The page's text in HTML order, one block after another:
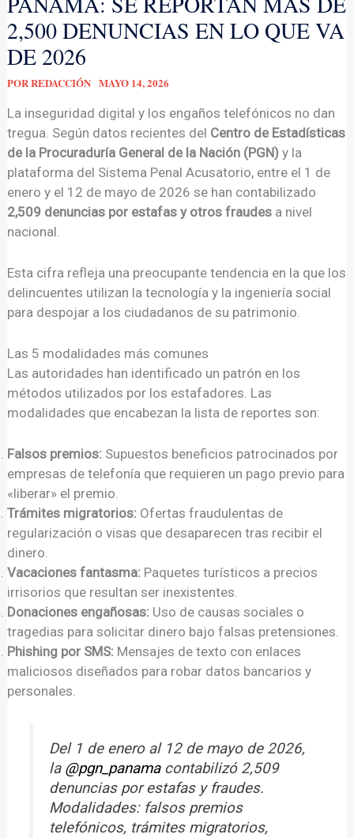
2,500 DENUNCIAS EN LO QUE VA
DE 2026
PORREDACCIÓN MAYO 14, 2026
La inseguridad digital y los engaños telefónicos no dan
tregua. Según datos recientes del Centro de Estadísticas
de la Procuraduría General de la Nación (PGN) y la
plataforma del Sistema Penal Acusatorio, entre el 1 de
enero y el 12 de mayo de 2026 se han contabilizado
2,509 denuncias por estafas y otros fraudes a nivel
nacional.
Esta cifra refleja una preocupante tendencia en la que los
delincuentes utilizan la tecnología y la ingeniería social
para despojar a los ciudadanos de su patrimonio.
Las 5 modalidades más comunes
Las autoridades han identificado un patrón en los
métodos utilizados por los estafadores. Las
modalidades que encabezan la lista de reportes son:
Falsos premios: Supuestos beneficios patrocinados por
empresas de telefonía que requieren un pago previo para
«liberar» el premio.
Trámites migratorios: Ofertas fraudulentas de
regularización o visas que desaparecen tras recibir el
dinero.
Vacaciones fantasma: Paquetes turísticos a precios
irrisorios que resultan ser inexistentes.
Donaciones engañosas: Uso de causas sociales o
tragedias para solicitar dinero bajo falsas pretensiones.
Phishing por SMS: Mensajes de texto con enlaces
maliciosos diseñados para robar datos bancarios y
personales.
Del 1 de enero al 12 de mayo de 2026,
la @pgn_panamacontabilizó 2,509
denuncias por estafas y fraudes.
Modalidades: falsos premios
telefónicos, trámites migratorios,